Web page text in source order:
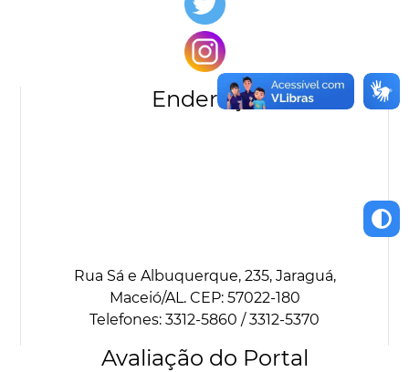
Endereço
Rua Sá e Albuquerque, 235, Jaraguá,
Maceió/AL. CEP: 57022-180
Telefones: 3312-5860 / 3312-5370
Avaliação do Portal